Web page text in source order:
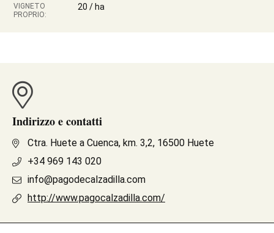
VIGNETO
PROPRIO:
20 / ha
Indirizzo e contatti
Ctra. Huete a Cuenca, km. 3,2, 16500 Huete
+34 969 143 020
info@pagodecalzadilla.com
http://www.pagocalzadilla.com/